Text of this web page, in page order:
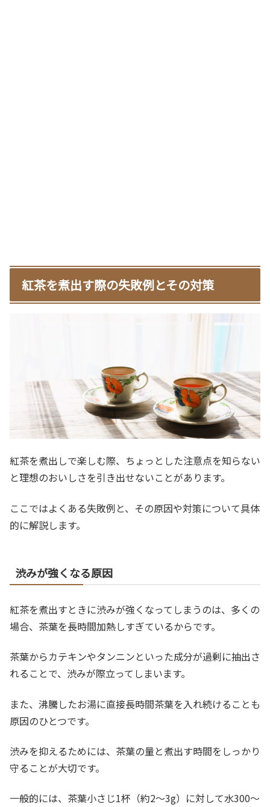
紅茶を煮出す際の失敗例とその対策
紅茶を煮出しで楽しむ際、ちょっとした注意点を知らない
と理想のおいしさを引き出せないことがあります。
ここではよくある失敗例と、その原因や対策について具体
的に解説します。
渋みが強くなる原因
紅茶を煮出すときに渋みが強くなってしまうのは、多くの
場合、茶葉を長時間加熱しすぎているからです。
茶葉からカテキンやタンニンといった成分が過剰に抽出さ
れることで、渋みが際立ってしまいます。
また、沸騰したお湯に直接長時間茶葉を入れ続けることも
原因のひとつです。
渋みを抑えるためには、茶葉の量と煮出す時間をしっかり
守ることが大切です。
一般的には、茶葉小さじ1杯（約2〜3g）に対して水300〜